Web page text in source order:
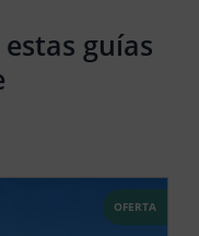
guías
OFERTA